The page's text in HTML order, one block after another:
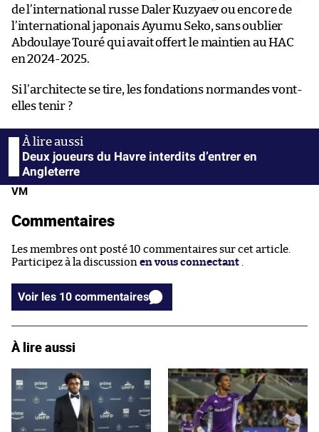
de l’international russe Daler Kuzyaev ou encore de
l’international japonais Ayumu Seko, sans oublier
Abdoulaye Touré qui avait offert le maintien au HAC
en 2024-2025.
Si l’architecte se tire, les fondations normandes vont-
elles tenir ?
Deux joueurs du Havre interdits d’entrer en
Angleterre
VM
Commentaires
Les membres ont posté 10 commentaires sur cet article.
Participez à la discussion en vous connectant
Voir les 10 commentaires
À lire aussi